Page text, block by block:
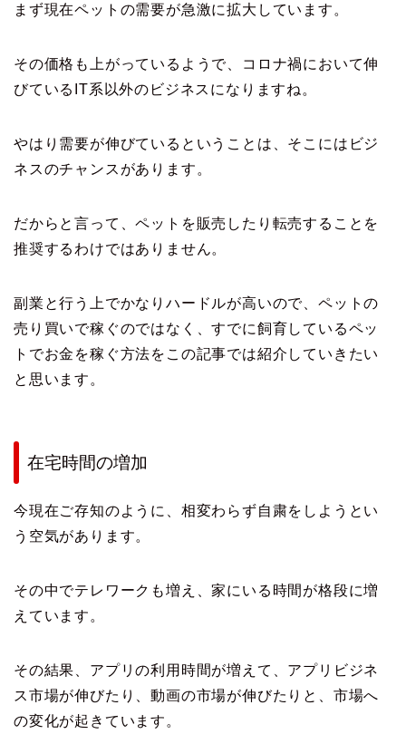
まず現在ペットの需要が急激に拡大しています。
その価格も上がっているようで、コロナ禍において伸
びているIT系以外のビジネスになりますね。
やはり需要が伸びているということは、そこにはビジ
ネスのチャンスがあります。
だからと言って、ペットを販売したり転売することを
推奨するわけではありません。
副業と行う上でかなりハードルが高いので、ペットの
売り買いで稼ぐのではなく、すでに飼育しているペッ
トでお金を稼ぐ方法をこの記事では紹介していきたい
と思います。
在宅時間の増加
今現在ご存知のように、相変わらず自粛をしようとい
う空気があります。
その中でテレワークも増え、家にいる時間が格段に増
えています。
その結果、アプリの利用時間が増えて、アプリビジネ
ス市場が伸びたり、動画の市場が伸びたりと、市場へ
の変化が起きています。